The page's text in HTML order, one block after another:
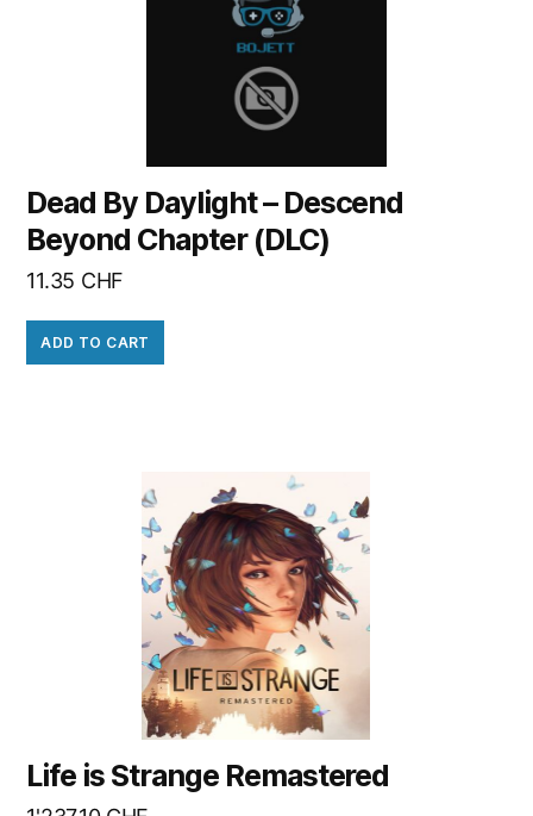
Dead By Daylight – Descend
Beyond Chapter (DLC)
11.35 CHF
ADD TO CART
Life is Strange Remastered